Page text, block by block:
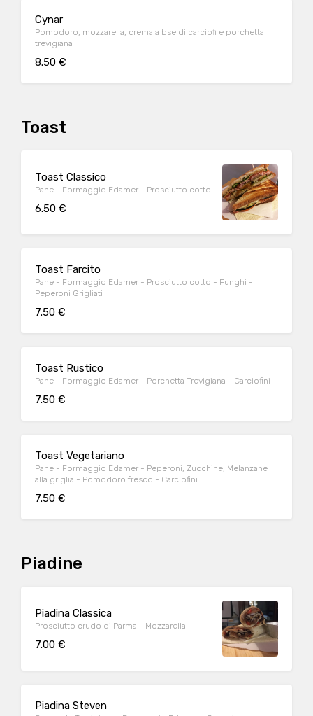
Cynar
Pomodoro, mozzarella, crema a bse di carciofi e porchetta
trevigiana
8.50 €
Toast
Toast Classico
Pane - Formaggio Edamer - Prosciutto cotto
6.50 €
Toast Farcito
Pane - Formaggio Edamer - Prosciutto cotto - Funghi -
Peperoni Grigliati
7.50 €
Toast Rustico
Pane - Formaggio Edamer - Porchetta Trevigiana - Carciofini
7.50 €
Toast Vegetariano
Pane - Formaggio Edamer - Peperoni, Zucchine, Melanzane
alla griglia - Pomodoro fresco - Carciofini
7.50 €
Piadine
Piadina Classica
Prosciutto crudo di Parma - Mozzarella
7.00 €
Piadina Steven